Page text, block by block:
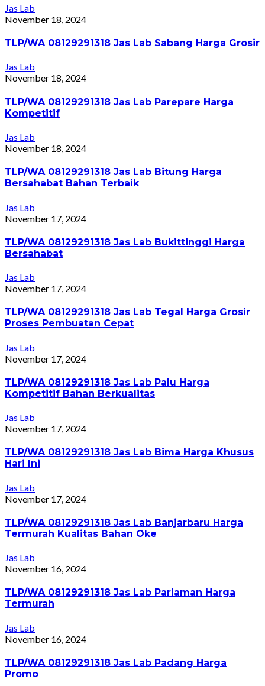
Jas Lab
November 18, 2024
TLP/WA 08129291318 Jas Lab Sabang Harga Grosir
Jas Lab
November 18, 2024
TLP/WA 08129291318 Jas Lab Parepare Harga
Kompetitif
Jas Lab
November 18, 2024
TLP/WA 08129291318 Jas Lab Bitung Harga
Bersahabat Bahan Terbaik
Jas Lab
November 17, 2024
TLP/WA 08129291318 Jas Lab Bukittinggi Harga
Bersahabat
Jas Lab
November 17, 2024
TLP/WA 08129291318 Jas Lab Tegal Harga Grosir
Proses Pembuatan Cepat
Jas Lab
November 17, 2024
TLP/WA 08129291318 Jas Lab Palu Harga
Kompetitif Bahan Berkualitas
Jas Lab
November 17, 2024
TLP/WA 08129291318 Jas Lab Bima Harga Khusus
Hari Ini
Jas Lab
November 17, 2024
TLP/WA 08129291318 Jas Lab Banjarbaru Harga
Termurah Kualitas Bahan Oke
Jas Lab
November 16, 2024
TLP/WA 08129291318 Jas Lab Pariaman Harga
Termurah
Jas Lab
November 16, 2024
TLP/WA 08129291318 Jas Lab Padang Harga
Promo